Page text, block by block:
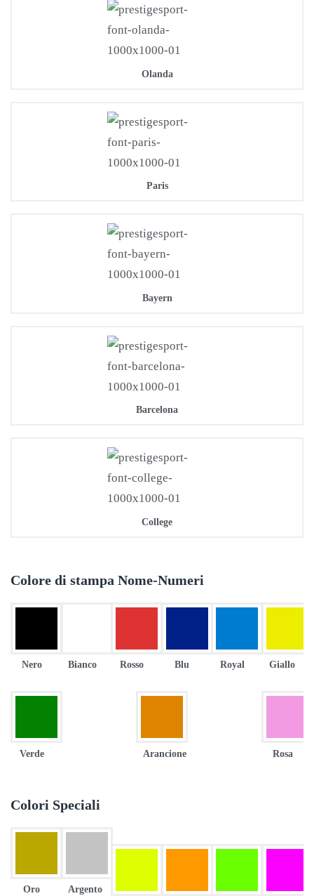
Olanda
Paris
Bayern
Barcelona
College
Colore di stampa Nome-Numeri
Nero Bianco Rosso Blu Royal Giallo
Verde Arancione Rosa
Colori Speciali
Oro Argento